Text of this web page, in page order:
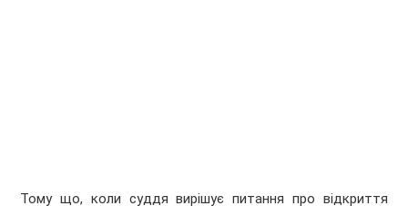
Тому що, коли суддя вирішує питання про відкриття